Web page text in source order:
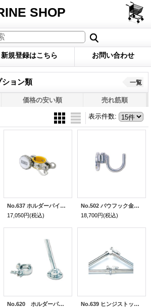
SHOP
新規登録はこちら お問い合わせ
ション類 一覧
価格の安い順 売れ筋順
表示件数:
No.637 ホルダーパイプクランプ 40φ用（1個）
17,050円(税込)
No.502 バウフック金具（1艇分）
18,700円(税込)
No.620 ホルダーパイプ固定金具（1艇分）
No.639 ヒンジストッパー（1個）